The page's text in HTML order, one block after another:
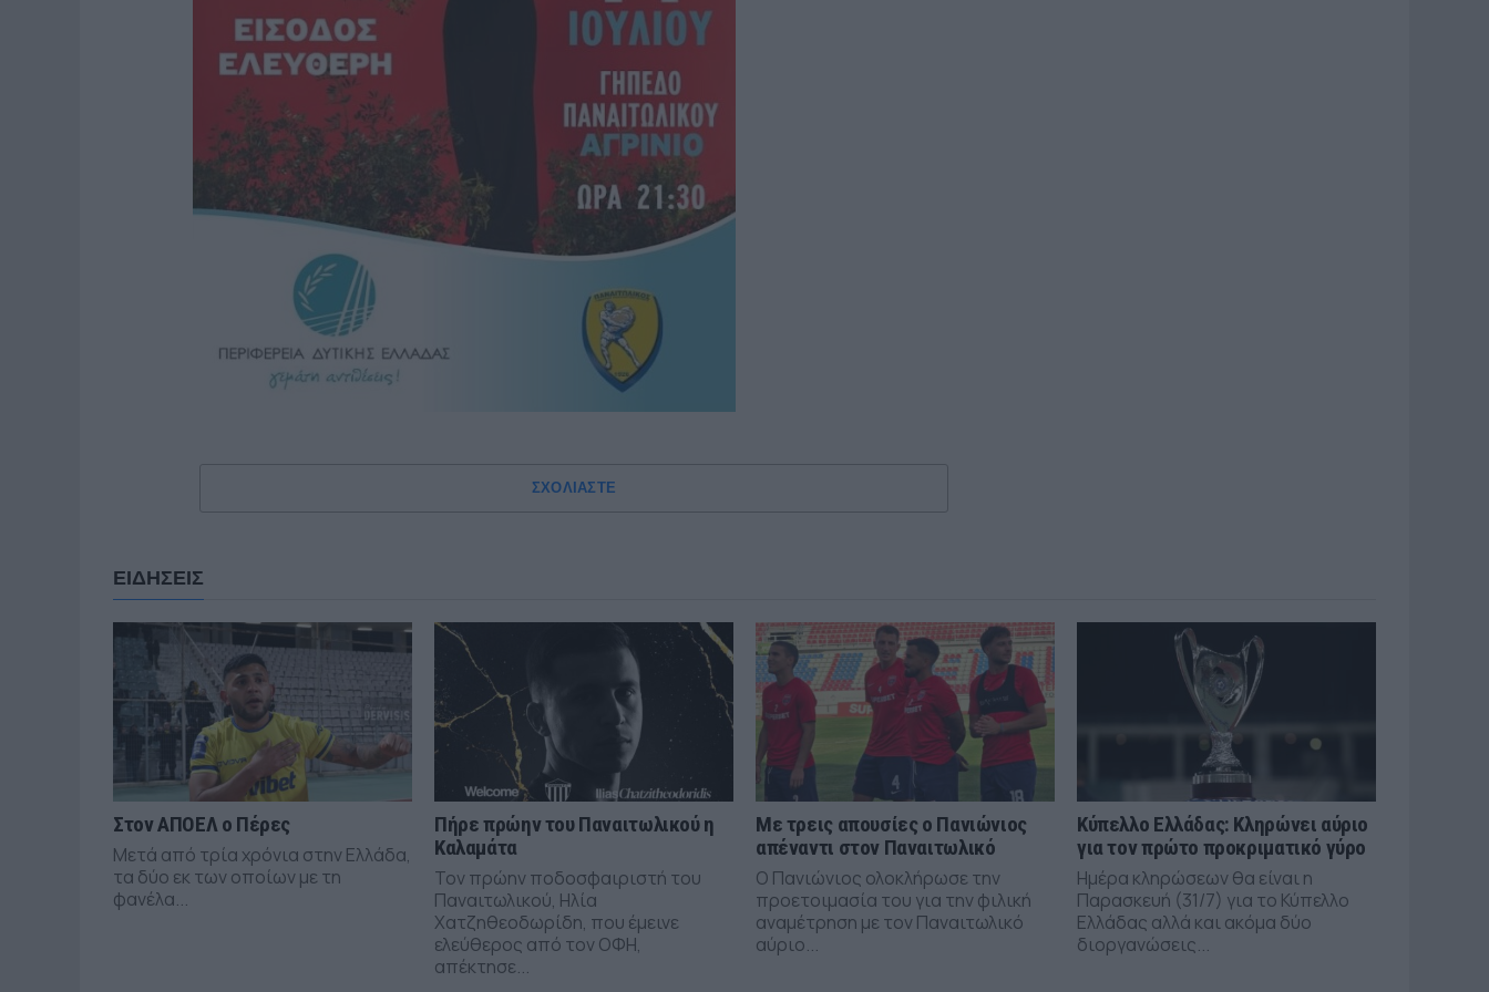
ΣΧΟΛΙΑΣΤΕ
ΕΙΔΗΣΕΙΣ
Στον ΑΠΟΕΛ ο Πέρες
Μετά από τρία χρόνια στην Ελλάδα,
τα δύο εκ των οποίων με τη
φανέλα...
Πήρε πρώην του Παναιτωλικού η
Καλαμάτα
Τον πρώην ποδοσφαιριστή του
Παναιτωλικού, Ηλία
Χατζηθεοδωρίδη, που έμεινε
ελεύθερος από τον ΟΦΗ,
απέκτησε...
Με τρεις απουσίες ο Πανιώνιος
απέναντι στον Παναιτωλικό
Ο Πανιώνιος ολοκλήρωσε την
προετοιμασία του για την φιλική
αναμέτρηση με τον Παναιτωλικό
αύριο...
Κύπελλο Ελλάδας: Κληρώνει αύριο
για τον πρώτο προκριματικό γύρο
Ημέρα κληρώσεων θα είναι η
Παρασκευή (31/7) για το Κύπελλο
Ελλάδας αλλά και ακόμα δύο
διοργανώσεις...